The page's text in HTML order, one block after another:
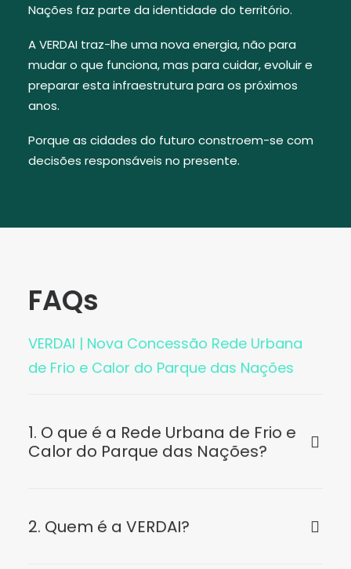
Nações faz parte da identidade do território.
A VERDAI traz-lhe uma nova energia, não para
mudar o que funciona, mas para cuidar, evoluir e
preparar esta infraestrutura para os próximos
anos.
Porque as cidades do futuro constroem-se com
decisões responsáveis no presente.
FAQs
VERDAI | Nova Concessão Rede Urbana
de Frio e Calor do Parque das Nações
1. O que é a Rede Urbana de Frio e
Calor do Parque das Nações?
2. Quem é a VERDAI?